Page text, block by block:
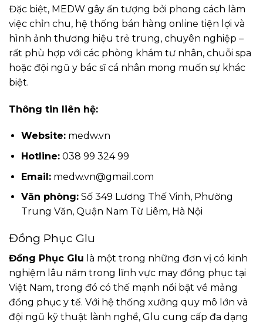
Đặc biệt, MEDW gây ấn tượng bởi phong cách làm
việc chỉn chu, hệ thống bán hàng online tiện lợi và
hình ảnh thương hiệu trẻ trung, chuyên nghiệp –
rất phù hợp với các phòng khám tư nhân, chuỗi spa
hoặc đội ngũ y bác sĩ cá nhân mong muốn sự khác
biệt.
Thông tin liên hệ:
Website: medw.vn
Hotline:038 99 324 99
Email: medw.vn@gmail.com
Văn phòng:Số 349 Lương Thế Vinh, Phường
Trung Văn, Quận Nam Từ Liêm, Hà Nội
Đồng Phục Glu
Đồng Phục Glu là một trong những đơn vị có kinh
nghiệm lâu năm trong lĩnh vực may đồng phục tại
Việt Nam, trong đó có thế mạnh nổi bật về mảng
đồng phục y tế. Với hệ thống xưởng quy mô lớn và
đội ngũ kỹ thuật lành nghề, Glu cung cấp đa dạng